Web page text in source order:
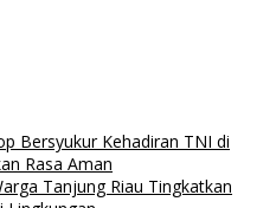
Bersyukur Kehadiran TNI di
Rasa Aman
Tanjung Riau Tingkatkan